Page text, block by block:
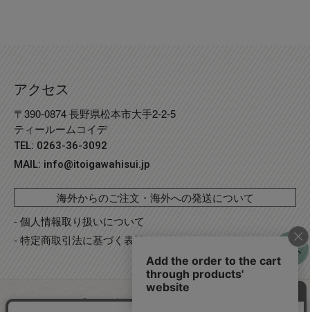
アクセス
〒390-0874 長野県松本市大手2-2-5
ティールームコイデ
TEL: 0263-36-3092
MAIL: info@itoigawahisui.jp
海外からのご注文・海外への発送について
- 個人情報取り扱いについて
- 特定商取引法に基づく表記
Copyright©2023 糸魚川翡翠工房こたき